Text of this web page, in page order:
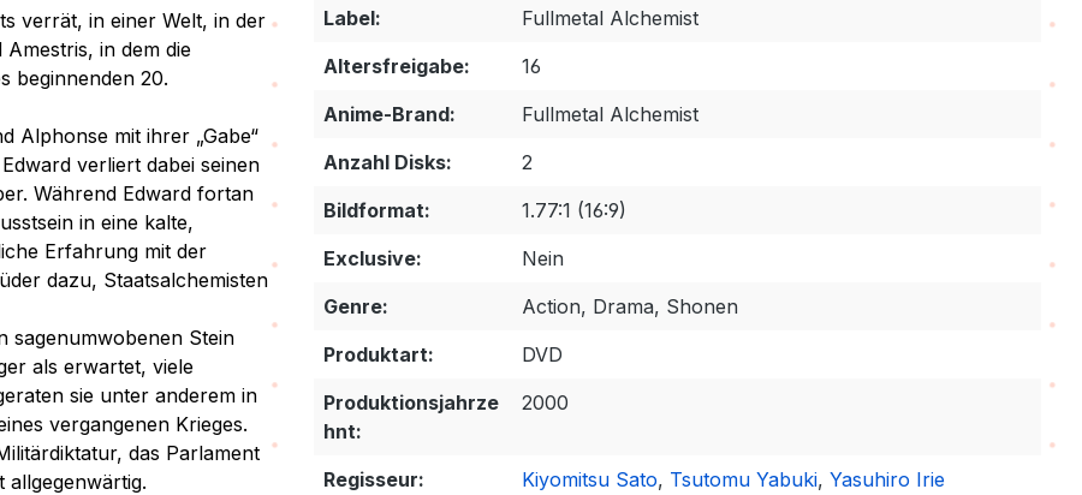
verrät, in einer Welt, in der
in dem die
beginnenden 20.
Alphonse mit ihrer „Gabe“
verliert dabei seinen
Während Edward fortan
in eine kalte,
Erfahrung mit der
dazu, Staatsalchemisten
sagenumwobenen Stein
als erwartet, viele
sie unter anderem in
vergangenen Krieges.
das Parlament
allgegenwärtig.
Label:
Fullmetal Alchemist
Altersfreigabe:
16
Anime-Brand:
Fullmetal Alchemist
Anzahl Disks:
2
Bildformat:
1.77:1 (16:9)
Exclusive:
Nein
Genre:
Action, Drama, Shonen
Produktart:
DVD
Produktionsjahrze
hnt:
2000
Regisseur: Kiyomitsu Sato, Tsutomu Yabuki,Yasuhiro Irie